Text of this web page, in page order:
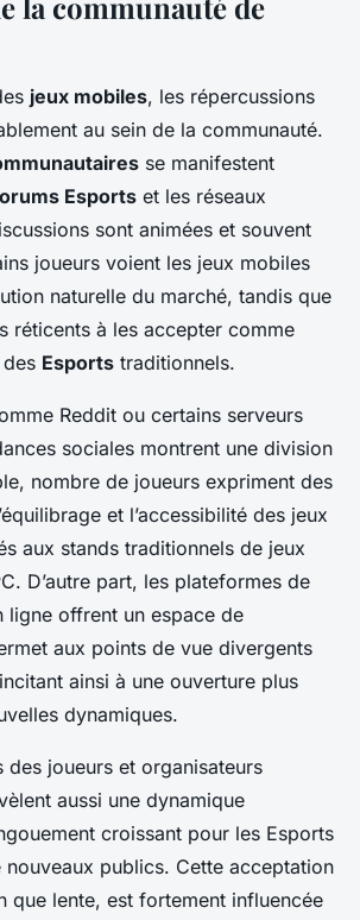
jeux mobiles, les répercussions
au sein de la communauté.
se manifestent
Esports et les réseaux
sont animées et souvent
joueurs voient les jeux mobiles
naturelle du marché, tandis que
réticents à les accepter comme
Esports traditionnels.
Reddit ou certains serveurs
sociales montrent une division
nombre de joueurs expriment des
et l’accessibilité des jeux
aux stands traditionnels de jeux
D’autre part, les plateformes de
ligne offrent un espace de
aux points de vue divergents
ainsi à une ouverture plus
dynamiques.
des joueurs et organisateurs
aussi une dynamique
croissant pour les Esports
publics. Cette acceptation
que lente, est fortement influencée